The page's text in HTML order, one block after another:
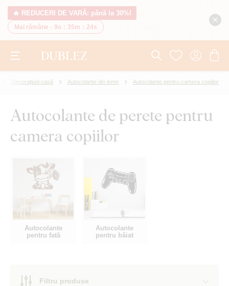
🔥 REDUCERI DE VARĂ: până la 30%!
Mai rămâne - 9o : 35m : 23s
Decorațiuni casă Autocolante din lemn Autocolante pentru camera copiilor
Autocolante de perete pentru
camera copiilor
Autocolante
pentru fată
Autocolante
pentru băiat
Filtru produse